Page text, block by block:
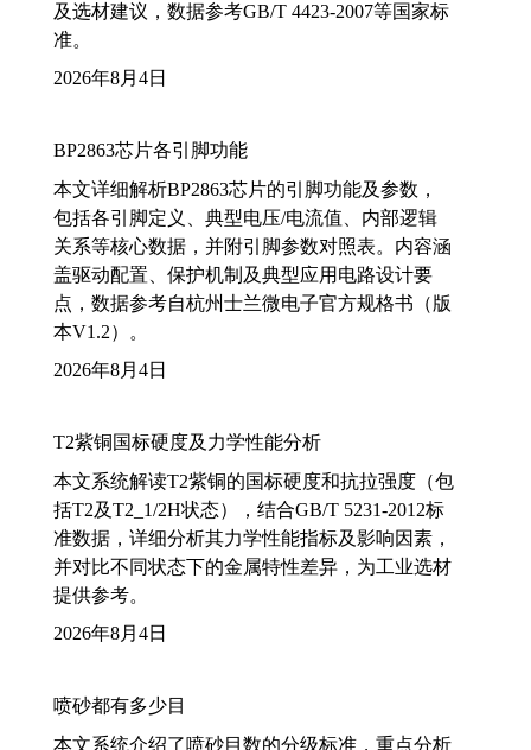
及选材建议，数据参考GB/T 4423-2007等国家标
准。
2026年8月4日
BP2863芯片各引脚功能
本文详细解析BP2863芯片的引脚功能及参数，
包括各引脚定义、典型电压/电流值、内部逻辑
关系等核心数据，并附引脚参数对照表。内容涵
盖驱动配置、保护机制及典型应用电路设计要
点，数据参考自杭州士兰微电子官方规格书（版
本V1.2）。
2026年8月4日
T2紫铜国标硬度及力学性能分析
本文系统解读T2紫铜的国标硬度和抗拉强度（包
括T2及T2_1/2H状态），结合GB/T 5231-2012标
准数据，详细分析其力学性能指标及影响因素，
并对比不同状态下的金属特性差异，为工业选材
提供参考。
2026年8月4日
喷砂都有多少目
本文系统介绍了喷砂目数的分级标准，重点分析